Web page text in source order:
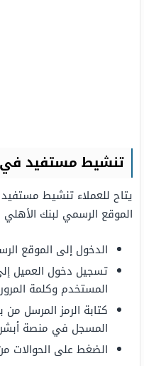
تنشيط مستفيد في
يتاح للعملاء تنشيط
الموقع الرسمي لبنك الأهلي
الدخول إلى الموقع
تسجيل دخول العميل
المستخدم وكلمة
كتابة الرمز المرسل
المسجل في منصة أبشر
الضغط على الحوالات